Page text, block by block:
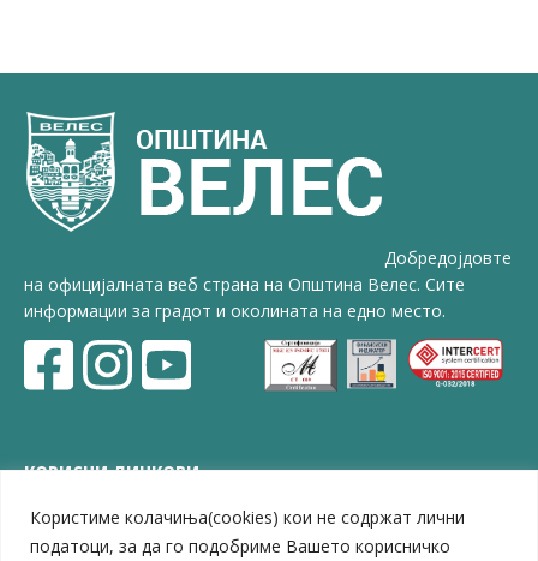
Користиме колачиња(cookies) кои не содржат лични
податоци, за да го подобриме Вашето корисничко
Добредојдовте
на официјалната веб страна на Општина Велес. Сите
информации за градот и околината на едно место.
КОРИСНИ ЛИНКОВИ
ЗЕЛС – Заедница на единиците на локална самоуправа
Центар за развој на Вардарски плански регион